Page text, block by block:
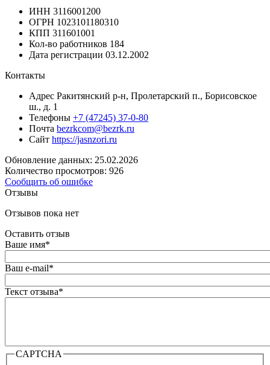
ИНН 3116001200
ОГРН 1023101180310
КПП 311601001
Кол-во работников 184
Дата регистрации 03.12.2002
Контакты
Адрес Ракитянский р-н, Пролетарский п., Борисовское
ш., д. 1
Телефоны +7 (47245) 37-0-80
Почта bezrkcom@bezrk.ru
Сайт https://jasnzori.ru
Обновление данных: 25.02.2026
Количество просмотров: 926
Сообщить об ошибке
Отзывы
Отзывов пока нет
Оставить отзыв
Ваше имя*
Ваш e-mail*
Текст отзыва*
CAPTCHA